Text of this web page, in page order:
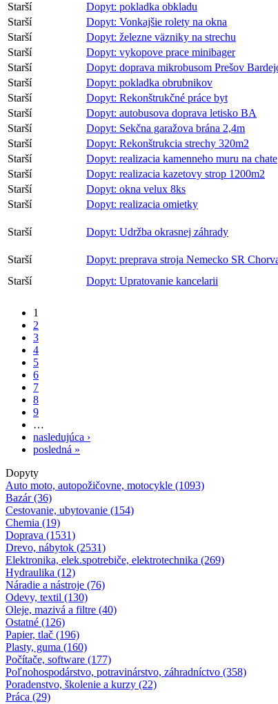
Starší
Dopyt: pokladka obkladu
Starší
Dopyt: Vonkajšie rolety na okna
Starší
Dopyt: železne väzniky na strechu
Starší
Dopyt: vykopove prace minibager
Starší
Dopyt: doprava mikrobusom Prešov
Starší
Dopyt: pokladka obrubnikov
Starší
Dopyt: Rekonštrukčné práce byt
Starší
Dopyt: autobusova doprava letisko BA
Starší
Dopyt: Sekčna garažova brána 2,4m
Starší
Dopyt: Rekonštrukcia strechy 320m2
Starší
Dopyt: realizacia kamenneho muru na chate
Starší
Dopyt: realizacia kazetovy strop 1200m2
Starší
Dopyt: okna velux 8ks
Starší
Dopyt: realizacia omietky
Starší Dopyt: Udržba okrasnej záhrady
Starší Dopyt: preprava stroja Nemecko SR
Starší
Dopyt: Upratovanie kancelarii
1
2
3
4
5
6
7
8
9
…
nasledujúca ›
posledná »
Dopyty
Auto moto, autopožičovne, motocykle (1093)
Bazár (36)
Cestovanie, ubytovanie (154)
Chemia (19)
Doprava (1531)
Drevo, nábytok (2531)
Elektronika, elek.spotrebiče, elektrotechnika (269)
Hydraulika (12)
Náradie a nástroje (76)
Odevy, textil (130)
Oleje, mazivá a filtre (40)
Ostatné (126)
Papier, tlač (196)
Plasty, guma (160)
Počítače, software (177)
Poľnohospodárstvo, potravinárstvo, záhradníctvo (358)
Poradenstvo, školenie a kurzy (22)
Práca (29)